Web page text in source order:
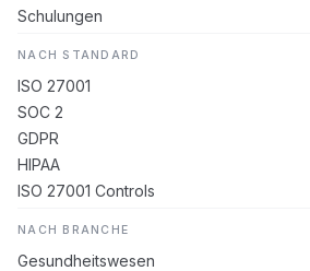
Schulungen
NACH STANDARD
ISO 27001
SOC 2
GDPR
HIPAA
ISO 27001 Controls
NACH BRANCHE
Gesundheitswesen